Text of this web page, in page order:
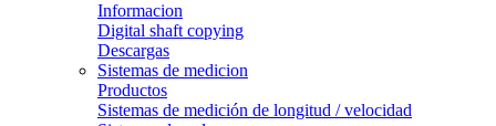
Informacion
Digital shaft copying
Descargas
Sistemas de medicion
Productos
Sistemas de medición de longitud / velocidad